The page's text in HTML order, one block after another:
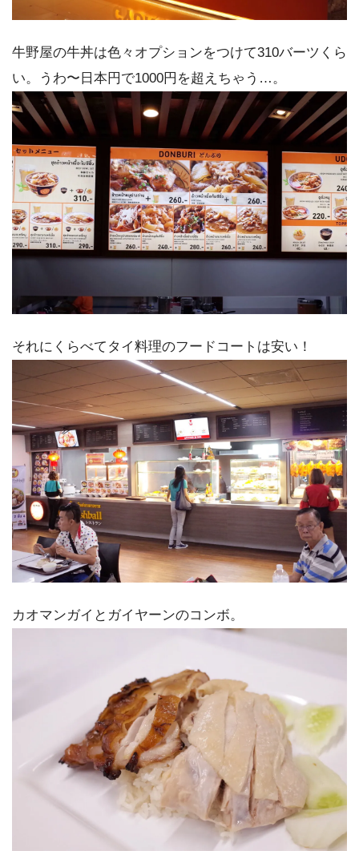
牛野屋の牛丼は色々オプションをつけて310バーツくら
い。うわ〜日本円で1000円を超えちゃう…。
それにくらべてタイ料理のフードコートは安い！
カオマンガイとガイヤーンのコンボ。